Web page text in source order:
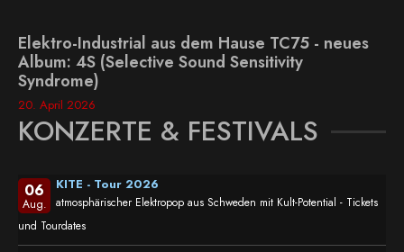
Elektro-Industrial aus dem Hause TC75 - neues
Album: 4S (Selective Sound Sensitivity
Syndrome)
20. April 2026
KONZERTE & FESTIVALS
06
Aug.
KITE - Tour 2026
atmosphärischer Elektropop aus Schweden mit Kult-Potential - Tickets
und Tourdates